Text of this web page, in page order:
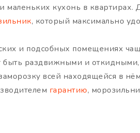
маленьких кухонь в
, который максимально
и подсобных помещениях
быть раздвижными и
всей находящейся в
гарантию,